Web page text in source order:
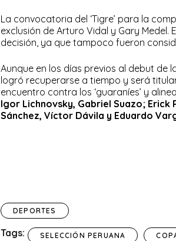
La convocatoria del ‘Tigre’ para la
exclusión de Arturo Vidal y Gary
decisión, ya que tampoco fueron
Aunque en los días previos al debut de
logró recuperarse a tiempo y será
encuentro contra los ‘guaraníes’ y
Igor Lichnovsky, Gabriel Suazo;
Sánchez, Víctor Dávila y Eduardo
DEPORTES
Tags: SELECCIÓN PERUANA